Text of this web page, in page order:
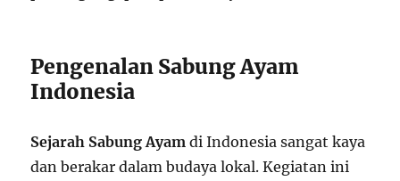
Pengenalan Sabung Ayam
Indonesia
Sejarah Sabung Ayam di Indonesia sangat kaya
dan berakar dalam budaya lokal. Kegiatan ini